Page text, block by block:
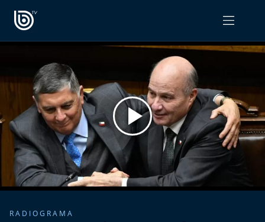
Radiograma
Expreso Bío Bío
Podría Ser Peor
La Entrevista de Tomás Mosciatti
Entrevistas BioBioTV
OPINIÓN
PODCAST RADIOGRAMA
RADIOGRAMA